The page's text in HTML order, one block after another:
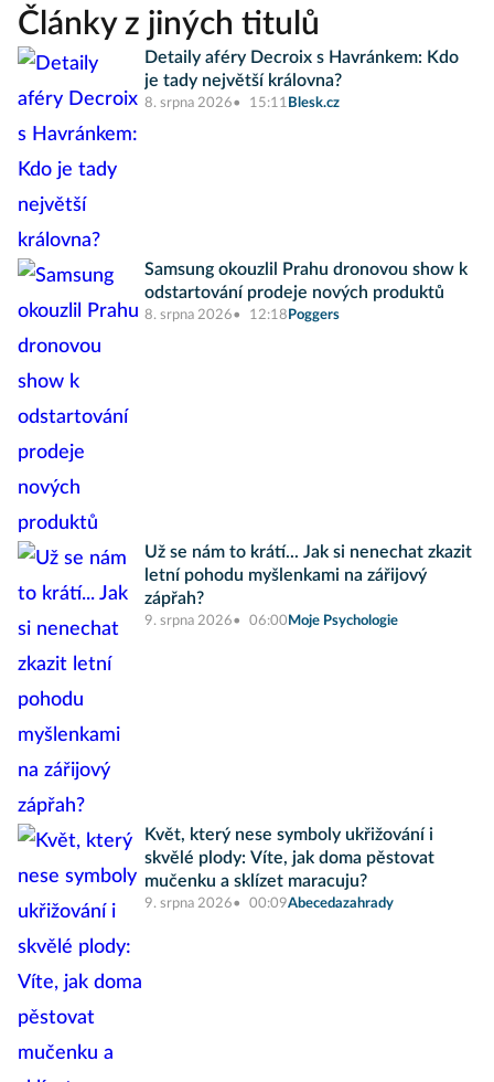
Články z jiných titulů
Detaily aféry Decroix s Havránkem: Kdo
je tady největší královna?
8. srpna 2026 15:11 Blesk.cz
Samsung okouzlil Prahu dronovou show k
odstartování prodeje nových produktů
8. srpna 2026 12:18 Poggers
Už se nám to krátí... Jak si nenechat zkazit
letní pohodu myšlenkami na zářijový
zápřah?
9. srpna 2026 06:00 Moje Psychologie
Květ, který nese symboly ukřižování i
skvělé plody: Víte, jak doma pěstovat
mučenku a sklízet maracuju?
9. srpna 2026 00:09Abecedazahrady